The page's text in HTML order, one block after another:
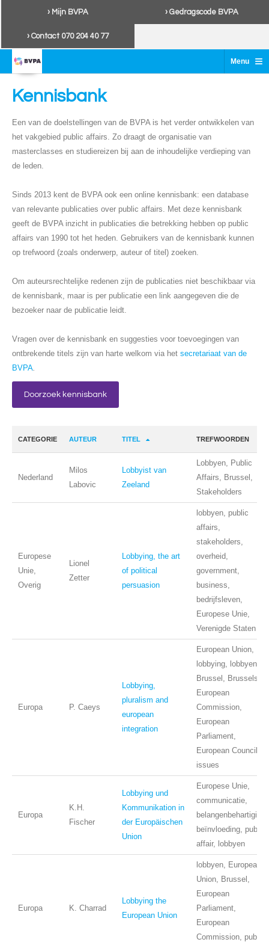
› Mijn BVPA › Gedragscode BVPA
› Contact 070 204 40 77
Menu ≡
Kennisbank
Een van de doelstellingen van de BVPA is het verder ontwikkelen van
het vakgebied public affairs. Zo draagt de organisatie van
masterclasses en studiereizen bij aan de inhoudelijke verdieping van
de leden.
Sinds 2013 kent de BVPA ook een online kennisbank: een database
van relevante publicaties over public affairs. Met deze kennisbank
geeft de BVPA inzicht in publicaties die betrekking hebben op public
affairs van 1990 tot het heden. Gebruikers van de kennisbank kunnen
op trefwoord (zoals onderwerp, auteur of titel) zoeken.
Om auteursrechtelijke redenen zijn de publicaties niet beschikbaar via
de kennisbank, maar is per publicatie een link aangegeven die de
bezoeker naar de publicatie leidt.
Vragen over de kennisbank en suggesties voor toevoegingen van
ontbrekende titels zijn van harte welkom via het secretariaat van de
BVPA.
Doorzoek kennisbank
CATEGORIE AUTEUR TITEL TREFWOORDEN
Nederland
Milos
Labovic
Lobbyist van
Zeeland
Lobbyen, Public
Affairs, Brussel,
Stakeholders
Europese
Unie,
Overig
Lionel
Zetter
Lobbying, the art
of political
persuasion
lobbyen, public
affairs,
stakeholders,
overheid,
government,
business,
bedrijfsleven,
Europese Unie,
Verenigde Staten
Europa P. Caeys
Lobbying,
pluralism and
european
integration
European Union,
lobbying, lobbyen,
Brussel, Brussels,
European
Commission,
European
Parliament,
European Council,
issues
Europa
K.H.
Fischer
Lobbying und
Kommunikation in
der Europäischen
Union
Europese Unie,
communicatie,
belangenbehartiging,
beïnvloeding, public
affair, lobbyen
Europa K. Charrad
Lobbying the
European Union
lobbyen, European
Union, Brussel,
European
Parliament,
European
Commission, public